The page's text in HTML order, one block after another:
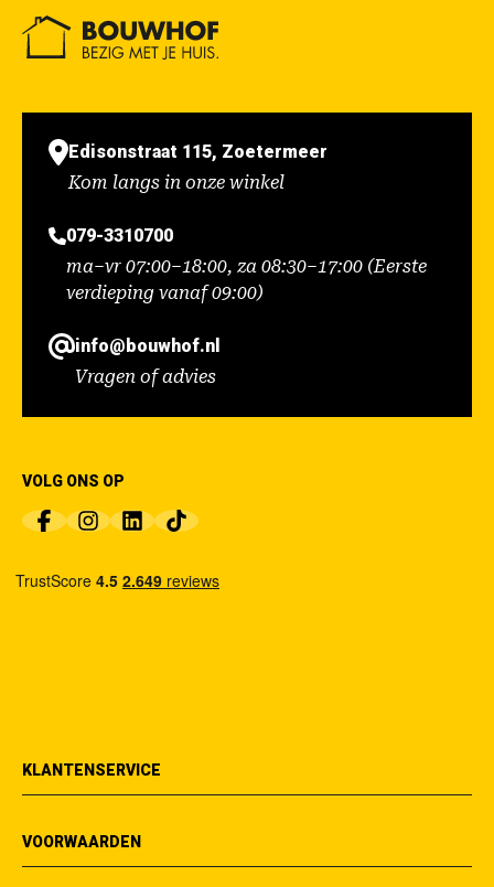
Edisonstraat 115, Zoetermeer
Kom langs in onze winkel
079-3310700
ma–vr 07:00–18:00, za 08:30–17:00 (Eerste
verdieping vanaf 09:00)
info@bouwhof.nl
Vragen of advies
VOLG ONS OP
KLANTENSERVICE
VOORWAARDEN